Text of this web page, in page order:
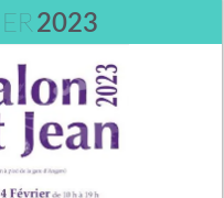
2023